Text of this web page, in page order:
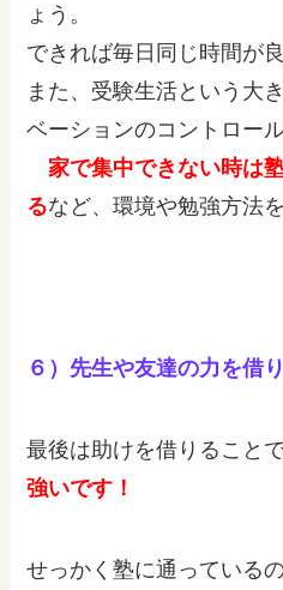
ょう。
できれば毎日同じ時間が良
また、受験生活という大
ベーションのコントロー
家で集中できない時は
るなど、環境や勉強方法
６） 先生や友達の力を借
最後は助けを借りることで
強いです！
せっかく塾に通っている